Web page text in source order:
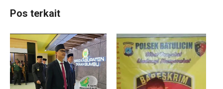
Pos terkait